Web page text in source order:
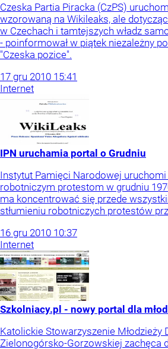
Czeska Partia Piracka (CzPS)
wzorowaną na Wikileaks, ale
w Czechach i tamtejszych władz
- poinformował w piątek niezależny
"Czeska pozice".
17 gru 2010 15:41
Internet
IPN uruchamia portal o Grudniu
Instytut Pamięci Narodowej
robotniczym protestom w grudniu
ma koncentrować się przede
stłumieniu robotniczych protestów
16 gru 2010 10:37
Internet
Szkolniacy.pl - nowy portal dla
Katolickie Stowarzyszenie Młodzieży
Zielonogórsko-Gorzowskiej zachęca